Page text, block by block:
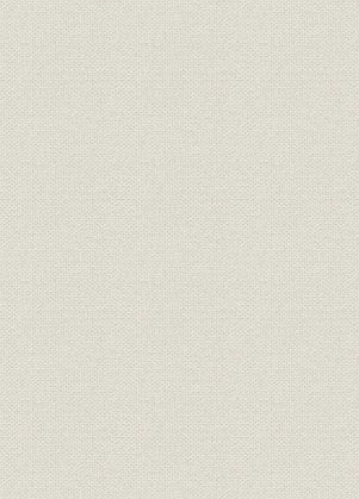
2. スペリー社と製造権契約を締結
1) スペリー式探照灯
2) スペリー式ジャイロコンパス
3) スペリー社員の来社
4) 高光度探照灯の製造
5) ジャイロコンパスの製造
6) ジャイロパイロットの製造権契約
7) 航空計器の製造権契約
3. スペリー博士の来日と和田社長の渡米
1) スペリー博士の招聘